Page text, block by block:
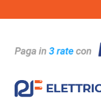
Salta al contenuto